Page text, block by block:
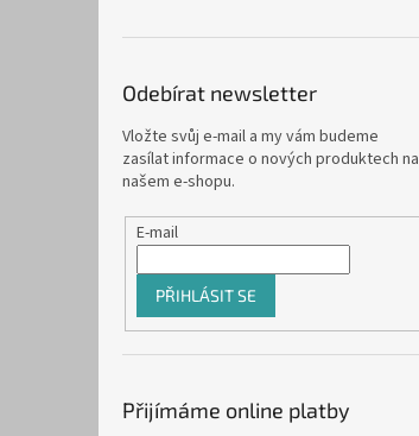
Odebírat newsletter
Vložte svůj e-mail a my vám budeme
zasílat informace o nových produktech na
našem e-shopu.
E-mail
PŘIHLÁSIT SE
Přijímáme online platby